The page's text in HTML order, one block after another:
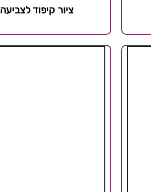
ציור קיפוד לצביעה